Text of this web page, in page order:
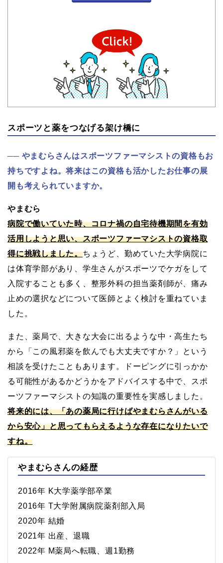
スポーツと薬をつなげる架け橋に
やまむらさんはスポーツファーマシストの資格もお
持ちですよね。将来はこの資格も活かしたお仕事の展
開も考えられていますか。
やまむら
病院で働いていた時、コロナ禍の自宅待機期間を有効
活用しようと思い、スポーツファーマシストの資格取
得に挑戦しました。ちょうど、勤めていた大学病院に
は体育学部があり、学生さんがスポーツでケガをして
入院することも多く、整形外科の担当薬剤師が、痛み
止めの選択などについて医師とよく検討を重ねていま
した。
また、薬局で、大きな大会に出るような中・高生たち
から「この風邪薬を飲んでも大丈夫ですか？」という
相談を受けたこともあります。ドーピングに引っかか
る可能性があるかどうかをアドバイスする中で、スポ
ーツファーマシストの知識の重要性を実感しました。
将来的には、「あの薬局に行けばやまむらさんがいる
から安心」と思ってもらえるような存在になりたいで
すね。
やまむらさんの経歴
2016年 K大学薬学部卒業
2016年 T大学附属病院薬剤部入局
2020年 結婚
2021年 出産、退職
2022年 M薬局へ転職、週1勤務